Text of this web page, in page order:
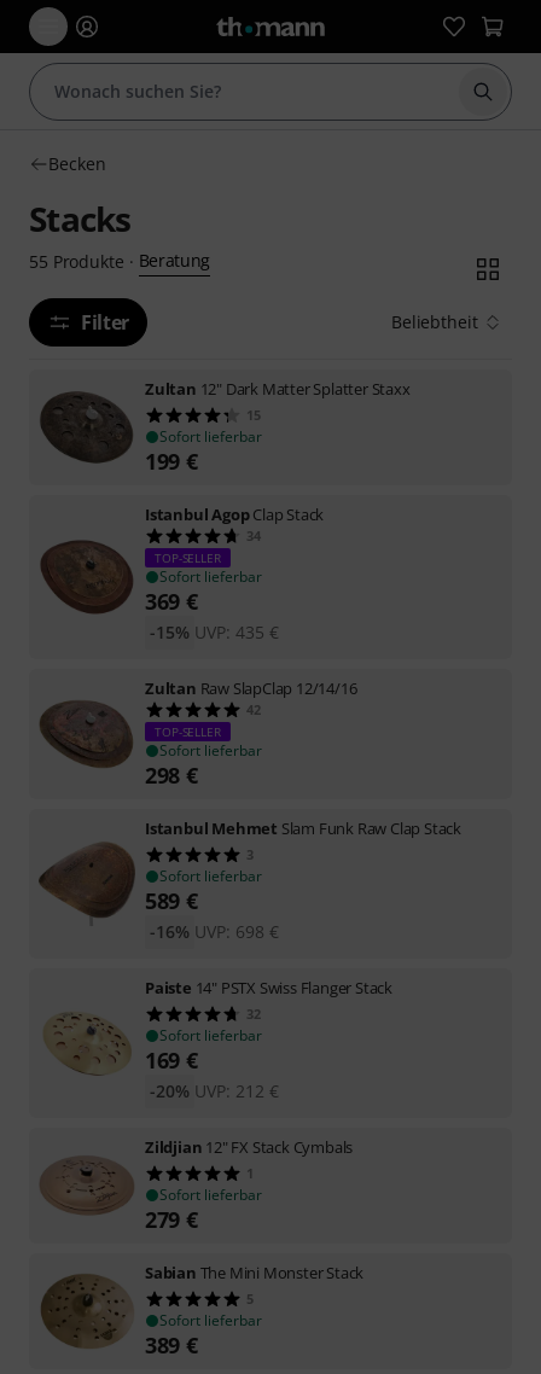
Suche
Becken
Stacks
55 Produkte · Beratung
Filter Beliebtheit
Zultan 12" Dark Matter Splatter Staxx
15
Sofort lieferbar
199 €
Istanbul AgopClap Stack
34
TOP-SELLER
Sofort lieferbar
369 €
UVP: 435 €
-15%
Zultan Raw SlapClap 12/14/16
42
TOP-SELLER
Sofort lieferbar
298 €
Istanbul Mehmet Slam Funk Raw Clap Stack
3
Sofort lieferbar
589 €
UVP: 698 €
-16%
Paiste 14" PSTX Swiss Flanger Stack
32
Sofort lieferbar
169 €
UVP: 212 €
-20%
Zildjian 12" FX Stack Cymbals
1
Sofort lieferbar
279 €
Sabian The Mini Monster Stack
5
Sofort lieferbar
389 €